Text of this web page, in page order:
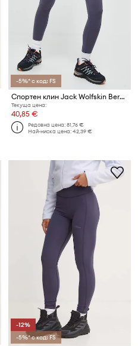
-5%* с код: FS
Спортен клин Jack Wolfskin Berntal Tights
Текуща цена:
40,85 €
Редовна цена:81,76 €
Най-ниска цена:42,39 €
-12%
-5%* с код: FS